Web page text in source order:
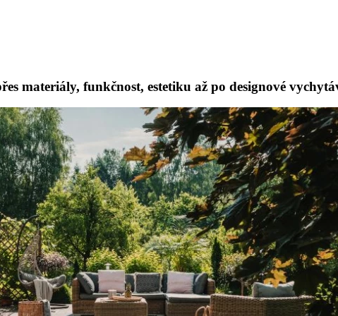
materiály, funkčnost, estetiku až po designové